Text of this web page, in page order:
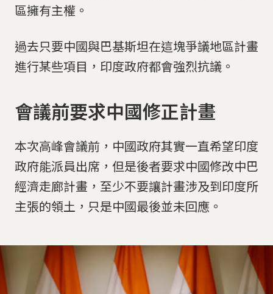
區擁有主權。
過去只要中國與巴基斯坦在這塊爭議地區計畫
進行某些項目，印度政府都會強烈抗議。
會議前要求中國修正計畫
本次高峰會議前，中國政府其實一直希望印度
政府能派員出席，但是後者要求中國修改中巴
經濟走廊計畫，至少不要讓計畫涉及到印度所
主張的領土，只是中國最後並未回應。